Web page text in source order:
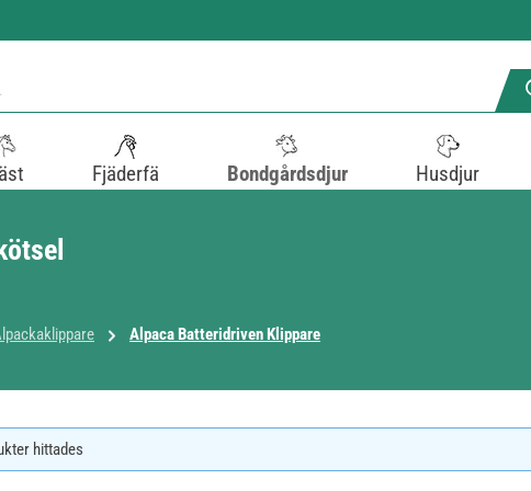
Fjäderfä Bondgårdsdjur Husdjur
Alpaca Batteridriven Klippare
hittades